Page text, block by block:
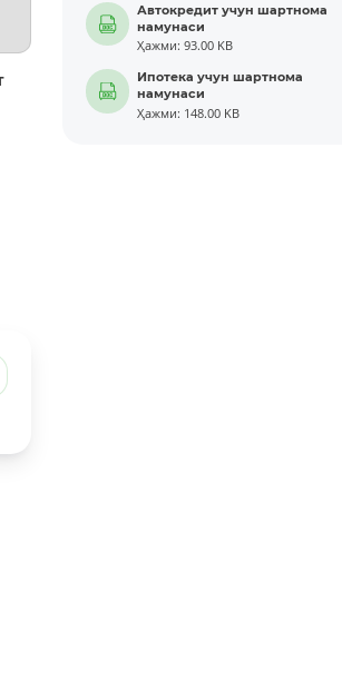
Автокредит учун шартнома
намунаси
Ҳажми: 93.00 KB
Ипотека учун шартнома
намунаси
Ҳажми: 148.00 KB